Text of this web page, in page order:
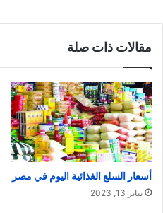
مقالات ذات صلة
أسعار السلع الغذائية اليوم في مصر
يناير 13, 2023